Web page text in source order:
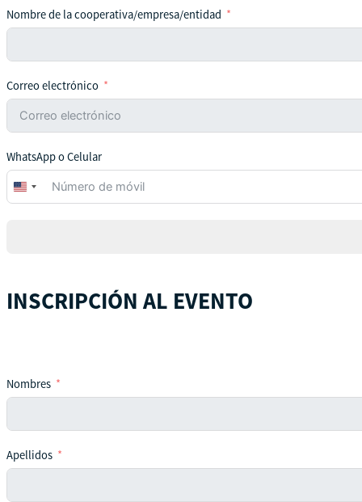
Nombre de la cooperativa/empresa/entidad
Correo electrónico
WhatsApp o Celular
United
States
INSCRIPCIÓN AL EVENTO
Nombres
Apellidos